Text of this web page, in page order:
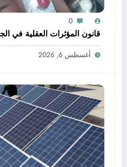
0
قانون المؤثرات العقلية في الجزائر
أغسطس 6, 2026